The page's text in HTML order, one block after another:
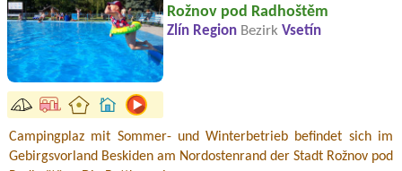
Rožnov pod Radhoštěm
Zlín Region Bezirk Vsetín
Campingplaz mit Sommer- und Winterbetrieb befindet sich im
Gebirgsvorland Beskiden am Nordostenrand der Stadt Rožnov pod